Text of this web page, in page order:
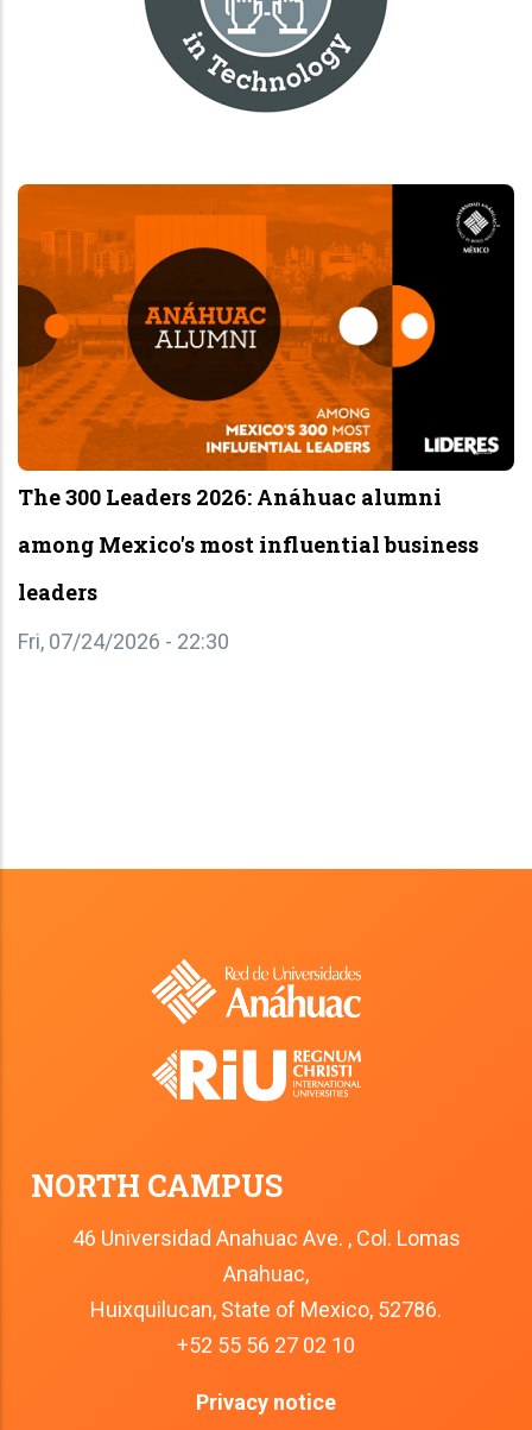
300 Leaders 2026: Anáhuac alumni
Mexico's most influential business
24/2026 - 22:30
NORTH CAMPUS
46 Universidad Anahuac Ave. , Col. Lomas
Anahuac,
Huixquilucan, State of Mexico, 52786.
+52 55 56 27 02 10
Privacy notice